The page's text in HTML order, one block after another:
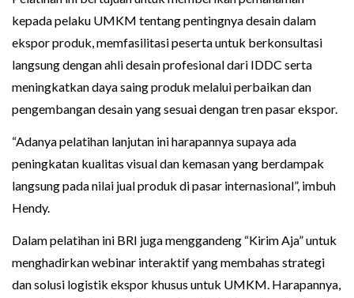
kepada pelaku UMKM tentang pentingnya desain dalam
ekspor produk, memfasilitasi peserta untuk berkonsultasi
langsung dengan ahli desain profesional dari IDDC serta
meningkatkan daya saing produk melalui perbaikan dan
pengembangan desain yang sesuai dengan tren pasar ekspor.
“Adanya pelatihan lanjutan ini harapannya supaya ada
peningkatan kualitas visual dan kemasan yang berdampak
langsung pada nilai jual produk di pasar internasional”, imbuh
Hendy.
Dalam pelatihan ini BRI juga menggandeng “Kirim Aja” untuk
menghadirkan webinar interaktif yang membahas strategi
dan solusi logistik ekspor khusus untuk UMKM. Harapannya,